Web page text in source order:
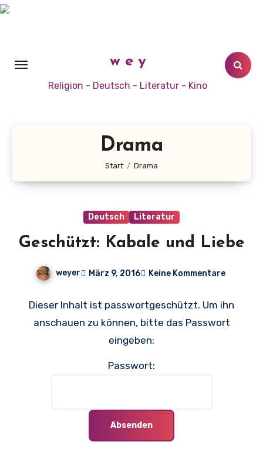
Zum
w e y
Religion - Deutsch - Literatur - Kino
Drama
Start Drama
Deutsch Literatur
Geschützt: Kabale und Liebe
weyer März 9, 2016 Keine Kommentare
Dieser Inhalt ist passwortgeschützt. Um ihn
anschauen zu können, bitte das Passwort
eingeben:
Passwort: